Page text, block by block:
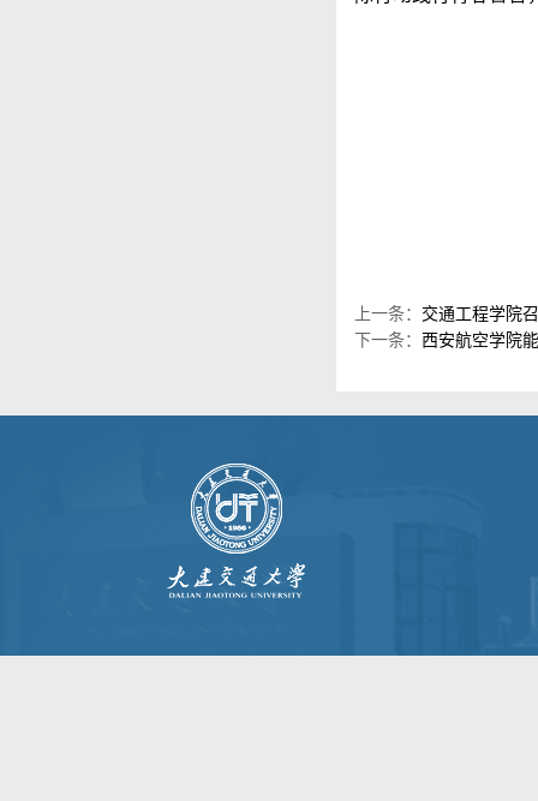
上一条： 交通工程学院
下一条： 西安航空学院